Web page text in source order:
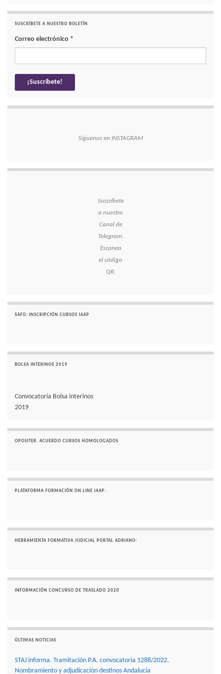
SUSCRÍBETE A NUESTRO BOLETÍN
Correo electrónico *
Síguenos en INSTAGRAM
Suscríbete
a nuestro
Canal de
Telegram.
Escanea
el código
QR.
SAFO: INSCRIPCIÓN CURSOS IAAP
BOLSA INTERINOS 2019
Convocatoria Bolsa interinos
2019
OPOSITER. ACUERDO CURSOS HOMOLOGADOS
PLATAFORMA FORMACIÓN ON LINE IAAP:
HERRAMIENTA FORMATIVA JUDICIAL PORTAL ADRIANO:
INFORMACIÓN CONCURSO DE TRASLADO 2020
ÚLTIMAS NOTICIAS
STAJ informa. Tramitación P.A. convocatoria 1288/2022.
Nombramiento y adjudicación destinos Andalucía